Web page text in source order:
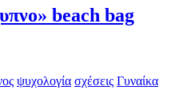
beach bag
ψυχολογία σχέσεις Γυναίκα